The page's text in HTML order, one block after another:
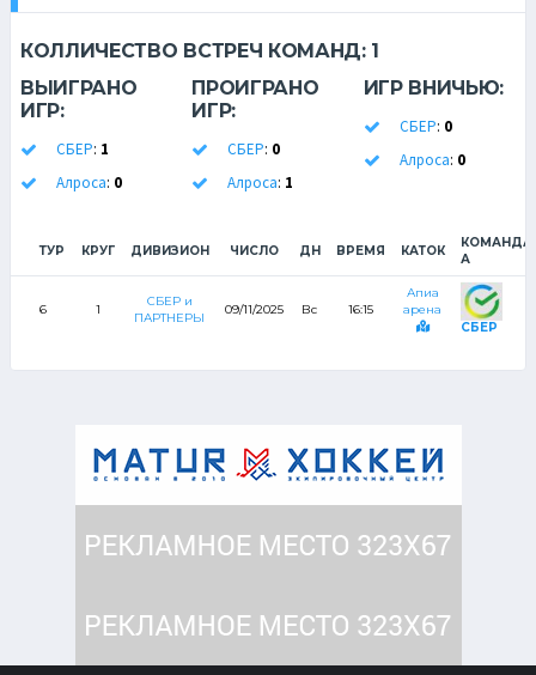
КОЛЛИЧЕСТВО ВСТРЕЧ КОМАНД: 1
ВЫИГРАНО
ИГР:
СБЕР: 1
Алроса: 0
ПРОИГРАНО
ИГР:
СБЕР: 0
Алроса: 1
ИГР ВНИЧЬЮ:
СБЕР: 0
Алроса: 0
ТУР КРУГ ДИВИЗИОН ЧИСЛО ДН ВРЕМЯ КАТОК
КОМАНДА
А
6 1
СБЕР и
ПАРТНЕРЫ
09/11/2025 Вс 16:15
Апиа
арена
СБЕР